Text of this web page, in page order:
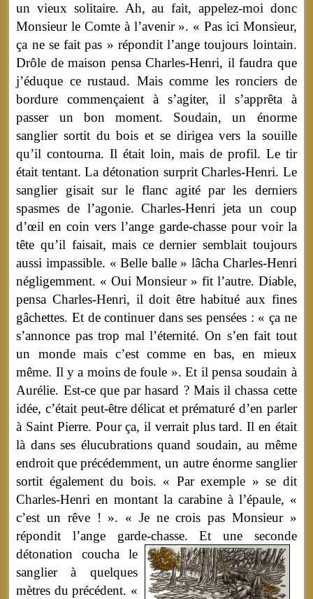
un vieux solitaire. Ah, au fait, appelez-moi donc
Monsieur le Comte à l’avenir ». « Pas ici Monsieur,
ça ne se fait pas » répondit l’ange toujours lointain.
Drôle de maison pensa Charles-Henri, il faudra que
j’éduque ce rustaud. Mais comme les ronciers de
bordure commençaient à s’agiter, il s’apprêta à
passer un bon moment. Soudain, un énorme
sanglier sortit du bois et se dirigea vers la souille
qu’il contourna. Il était loin, mais de profil. Le tir
était tentant. La détonation surprit Charles-Henri. Le
sanglier gisait sur le flanc agité par les derniers
spasmes de l’agonie. Charles-Henri jeta un coup
d’œil en coin vers l’ange garde-chasse pour voir la
tête qu’il faisait, mais ce dernier semblait toujours
aussi impassible. « Belle balle » lâcha Charles-Henri
négligemment. « Oui Monsieur » fit l’autre. Diable,
pensa Charles-Henri, il doit être habitué aux fines
gâchettes. Et de continuer dans ses pensées : « ça ne
s’annonce pas trop mal l’éternité. On s’en fait tout
un monde mais c’est comme en bas, en mieux
même. Il y a moins de foule ». Et il pensa soudain à
Aurélie. Est-ce que par hasard ? Mais il chassa cette
idée, c’était peut-être délicat et prématuré d’en parler
à Saint Pierre. Pour ça, il verrait plus tard. Il en était
là dans ses élucubrations quand soudain, au même
endroit que précédemment, un autre énorme sanglier
sortit également du bois. « Par exemple » se dit
Charles-Henri en montant la carabine à l’épaule, «
c’est un rêve ! ». « Je ne crois pas Monsieur »
répondit l’ange garde-chasse.Et une seconde
détonation coucha le
sanglier à quelques
mètres du précédent. «